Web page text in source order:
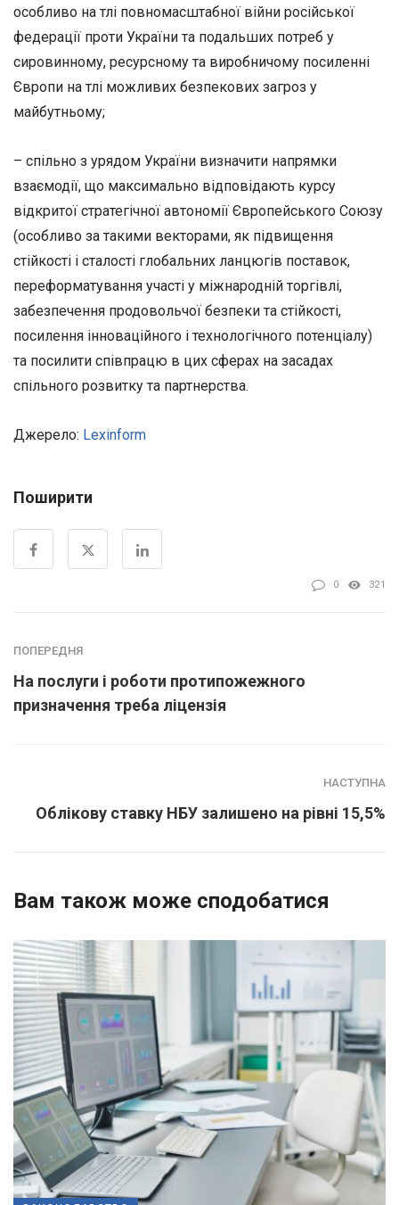
особливо на тлі повномасштабної війни російської
федерації проти України та подальших потреб у
сировинному, ресурсному та виробничому посиленні
Європи на тлі можливих безпекових загроз у
майбутньому;
– спільно з урядом України визначити напрямки
взаємодії, що максимально відповідають курсу
відкритої стратегічної автономії Європейського Союзу
(особливо за такими векторами, як підвищення
стійкості і сталості глобальних ланцюгів поставок,
переформатування участі у міжнародній торгівлі,
забезпечення продовольчої безпеки та стійкості,
посилення інноваційного і технологічного потенціалу)
та посилити співпрацю в цих сферах на засадах
спільного розвитку та партнерства.
Джерело: Lexinform
Поширити
0 321
ПОПЕРЕДНЯ
На послуги і роботи протипожежного
призначення треба ліцензія
НАСТУПНА
Облікову ставку НБУ залишено на рівні 15,5%
Вам також може сподобатися